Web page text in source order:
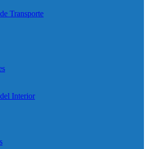
Transporte
Interior